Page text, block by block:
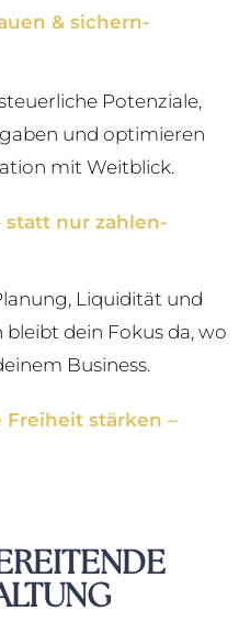
& sichern-
Potenziale,
und optimieren
mit Weitblick.
statt nur zahlen-
Liquidität und
dein Fokus da, wo
Business.
stärken –